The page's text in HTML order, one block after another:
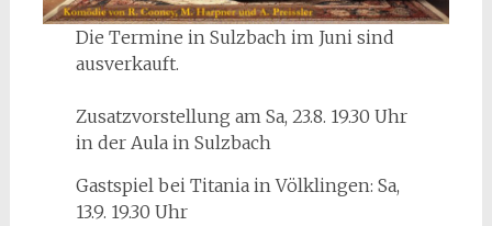
Die Termine in Sulzbach im Juni sind
ausverkauft.
Zusatzvorstellung am Sa, 23.8. 19.30 Uhr
in der Aula in Sulzbach
Gastspiel bei Titania in Völklingen: Sa,
13.9. 19.30 Uhr